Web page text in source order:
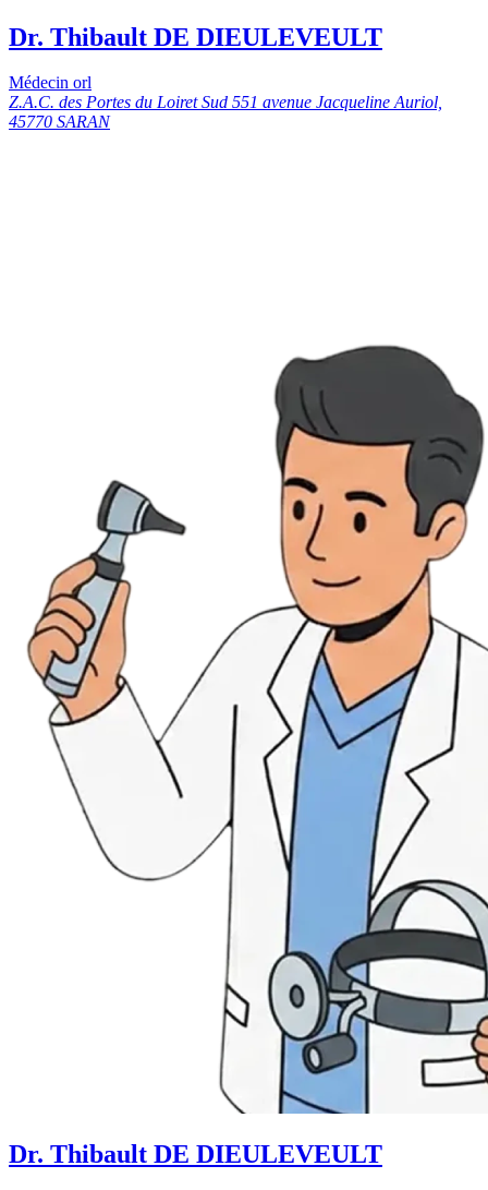
Dr. Thibault DE DIEULEVEULT
Médecin orl
Z.A.C. des Portes du Loiret Sud 551 avenue Jacqueline Auriol,
45770 SARAN
Dr. Thibault DE DIEULEVEULT